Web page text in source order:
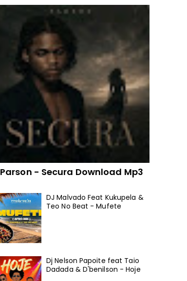
Parson - Secura Download Mp3
DJ Malvado Feat Kukupela &
Teo No Beat - Mufete
Dj Nelson Papoite feat Taio
Dadada & D'benilson - Hoje